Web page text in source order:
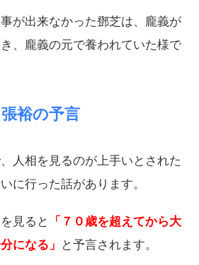
が出来なかった鄧芝は、龐義が
、龐義の元で養われていた様で
張裕の予言
人相を見るのが上手いとされた
に行った話があります。
見ると
「７０歳を超えてから大
になる」 と予言されます。